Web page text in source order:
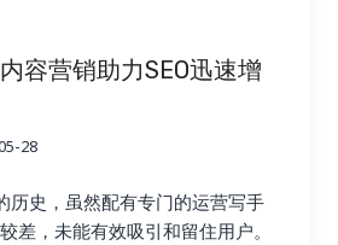
容营销助力SEO迅速增
28
历史，虽然配有专门的运营写手
差，未能有效吸引和留住用户。